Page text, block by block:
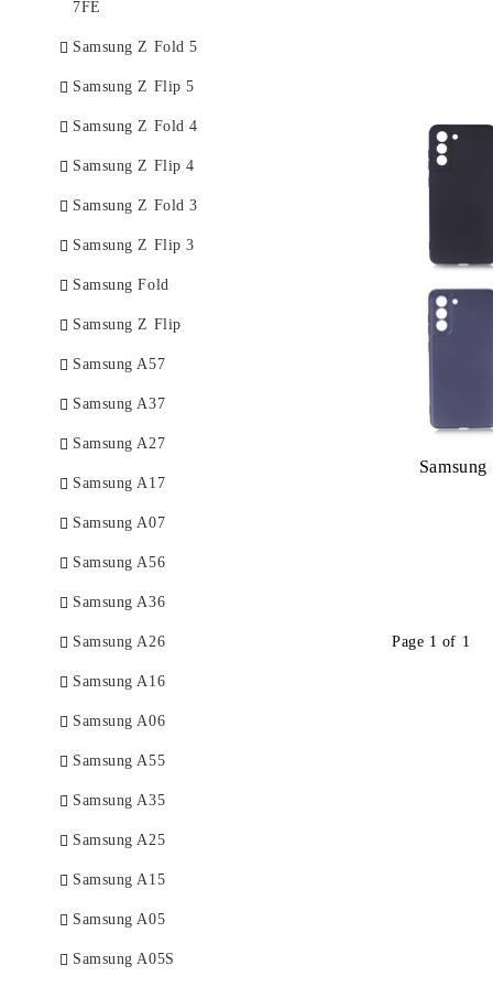
7FE
Samsung Z Fold 5
Samsung Z Flip 5
Samsung Z Fold 4
Samsung Z Flip 4
Samsung Z Fold 3
Samsung Z Flip 3
Samsung Fold
Samsung Z Flip
Samsung A57
Samsung A37
Samsung A27
Samsung A17
Samsung A07
Samsung A56
Samsung A36
Samsung A26
Samsung A16
Samsung A06
Samsung A55
Samsung A35
Samsung A25
Samsung A15
Samsung A05
Samsung A05S
Page 1 of 1